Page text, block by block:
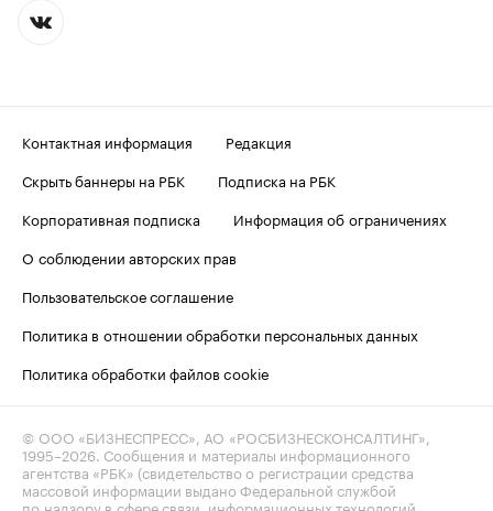
Контактная информация
Редакция
Скрыть баннеры на РБК
Подписка на РБК
Корпоративная подписка
Информация об ограничениях
О соблюдении авторских прав
Пользовательское соглашение
Политика в отношении обработки персональных данных
Политика обработки файлов cookie
© ООО «БИЗНЕСПРЕСС», АО «РОСБИЗНЕСКОНСАЛТИНГ»,
1995–2026 . Сообщения и материалы информационного
агентства «РБК» (свидетельство о регистрации средства
массовой информации выдано Федеральной службой
по надзору в сфере связи, информационных технологий